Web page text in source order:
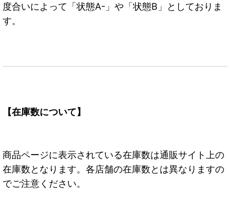
度合いによって「状態A-」や「状態B」としておりま
す。
【在庫数について】
商品ページに表示されている在庫数は通販サイト上の
在庫数となります。各店舗の在庫数とは異なりますの
でご注意ください。